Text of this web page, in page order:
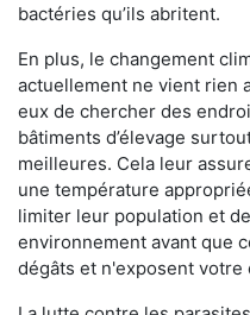
bactéries qu’ils abritent.
En plus, le changement
actuellement ne vient rien
eux de chercher des
bâtiments d’élevage
meilleures. Cela leur
une température
limiter leur population et
environnement avant que
dégâts et n'exposent votre